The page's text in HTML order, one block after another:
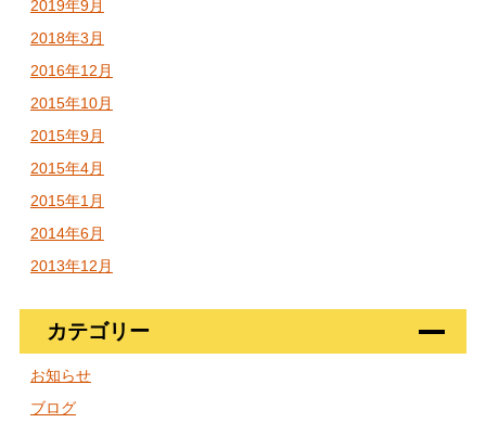
2019年9月
2018年3月
2016年12月
2015年10月
2015年9月
2015年4月
2015年1月
2014年6月
2013年12月
カテゴリー
お知らせ
ブログ